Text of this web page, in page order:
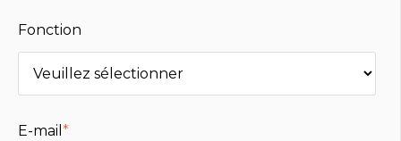
Fonction
E-mail *